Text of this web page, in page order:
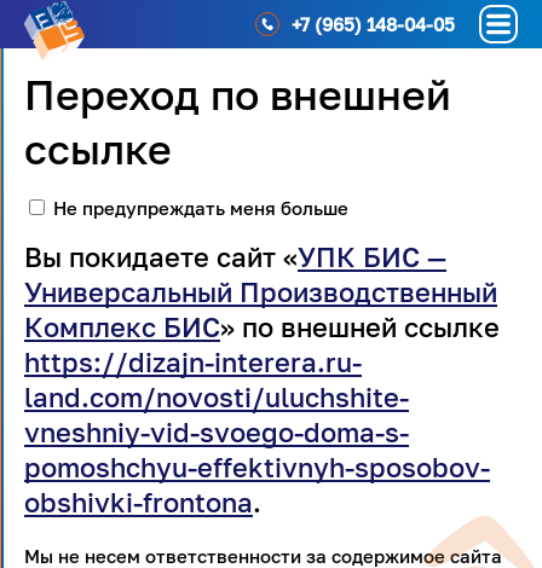
+7 (965) 148-04-05
Переход по внешней
ссылке
Не предупреждать меня больше
Вы покидаете сайт «УПК БИС —
Универсальный Производственный
Комплекс БИС» по внешней ссылке
https://dizajn-interera.ru-
land.com/novosti/uluchshite-
vneshniy-vid-svoego-doma-s-
pomoshchyu-effektivnyh-sposobov-
obshivki-frontona.
Мы не несем ответственности за содержимое сайта